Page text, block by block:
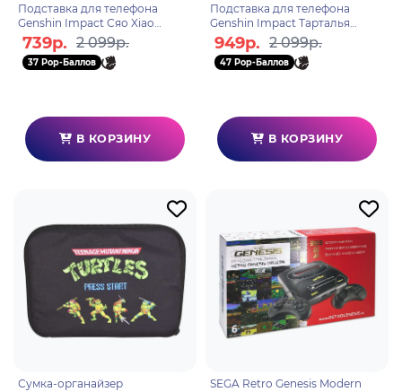
Подставка для телефона
Genshin Impact Сяо Xiao
Genius Invokation TCG
Tournament 6942421108993
739р. 2 099р.
37 Pop-Баллов
В КОРЗИНУ
Подставка для телефона
Genshin Impact Тарталья
Childe Tartaglia Genius
Invokation TCG Tournament
694
949р. 2 099р.
47 Pop-Баллов
В КОРЗИНУ
Сумка-органайзер
SEGA Retro Genesis Modern